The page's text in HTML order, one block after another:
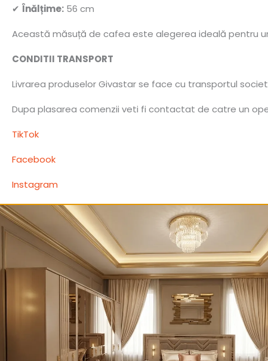
✔ Înălțime: 56 cm
Această măsuță de cafea este alegerea ideală pentru
CONDITII TRANSPORT
Livrarea produselor Givastar se face cu transportul
Dupa plasarea comenzii veti fi contactat de catre un
TikTok
Facebook
Instagram
Produse similare